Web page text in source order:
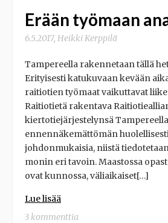
Erään työmaan
6.5.2017, Heikki Kerppilä
Tampereella rakennetaan tällä
Erityisesti katukuvaan kevään
raitiotien työmaat vaikuttavat
Raitiotietä rakentava
kiertotiejärjestelynsä Tampereella
ennennäkemättömän
johdonmukaisia, niistä
monin eri tavoin. Maastossa
ovat kunnossa, väliaikaiset[…]
Lue lisää
3 kommenttia